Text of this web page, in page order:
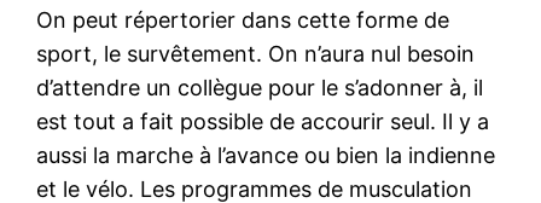
On peut répertorier dans cette forme de
sport, le survêtement. On n’aura nul besoin
d’attendre un collègue pour le s’adonner à, il
est tout a fait possible de accourir seul. Il y a
aussi la marche à l’avance ou bien la indienne
et le vélo. Les programmes de musculation